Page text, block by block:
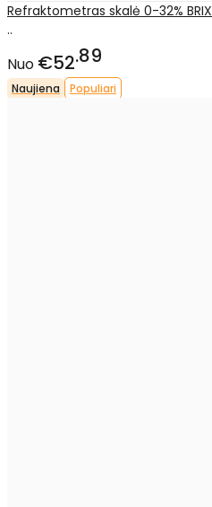
Refraktometras skalė 0-32% BRIX
..
Nuo €52 89
Naujiena Populiari